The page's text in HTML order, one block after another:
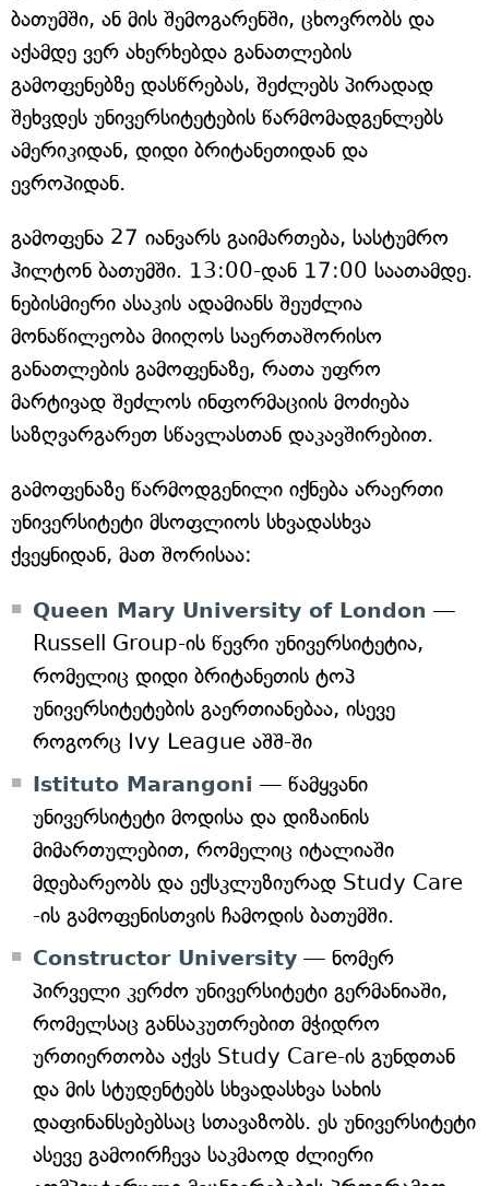
ბათუმში, ან მის შემოგარენში, ცხოვრობს და
აქამდე ვერ ახერხებდა განათლების
გამოფენებზე დასწრებას, შეძლებს პირადად
შეხვდეს უნივერსიტეტების წარმომადგენლებს
ამერიკიდან, დიდი ბრიტანეთიდან და
ევროპიდან.
გამოფენა 27 იანვარს გაიმართება, სასტუმრო
ჰილტონ ბათუმში. 13:00-დან 17:00 საათამდე.
ნებისმიერი ასაკის ადამიანს შეუძლია
მონაწილეობა მიიღოს საერთაშორისო
განათლების გამოფენაზე, რათა უფრო
მარტივად შეძლოს ინფორმაციის მოძიება
საზღვარგარეთ სწავლასთან დაკავშირებით.
გამოფენაზე წარმოდგენილი იქნება არაერთი
უნივერსიტეტი მსოფლიოს სხვადასხვა
ქვეყნიდან, მათ შორისაა:
Queen Mary University of London —
Russell Group-ის წევრი უნივერსიტეტია,
რომელიც დიდი ბრიტანეთის ტოპ
უნივერსიტეტების გაერთიანებაა, ისევე
როგორც Ivy League აშშ-ში
Istituto Marangoni — წამყვანი
უნივერსიტეტი მოდისა და დიზაინის
მიმართულებით, რომელიც იტალიაში
მდებარეობს და ექსკლუზიურად Study Care
-ის გამოფენისთვის ჩამოდის ბათუმში.
Constructor University — ნომერ
პირველი კერძო უნივერსიტეტი გერმანიაში,
რომელსაც განსაკუთრებით მჭიდრო
ურთიერთობა აქვს Study Care-ის გუნდთან
და მის სტუდენტებს სხვადასხვა სახის
დაფინანსებებსაც სთავაზობს. ეს უნივერსიტეტი
ასევე გამოირჩევა საკმაოდ ძლიერი